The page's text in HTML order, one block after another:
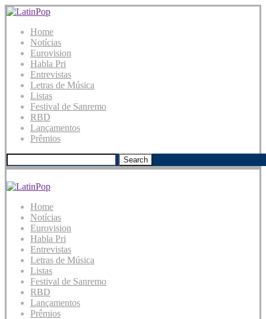
Home
Notícias
Eurovision
Habla Pri
Entrevistas
Letras de Música
Listas
Festival de Sanremo
RBD
Lançamentos
Prêmios
Search
Home
Notícias
Eurovision
Habla Pri
Entrevistas
Letras de Música
Listas
Festival de Sanremo
RBD
Lançamentos
Prêmios